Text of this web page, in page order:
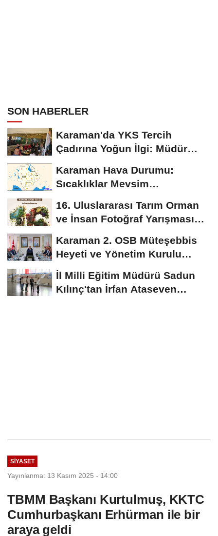
SON HABERLER
Karaman'da YKS Tercih
Çadırına Yoğun İlgi: Müdür
Karaman Hava Durumu:
Sıcaklıklar Mevsim
Seyredecek
16. Uluslararası Tarım Orman
ve İnsan Fotoğraf Yarışması
Karaman 2. OSB Müteşebbis
Heyeti ve Yönetim Kurulu
Toplantısı Gerçekleştirildi
İl Milli Eğitim Müdürü Sadun
Kılınç'tan İrfan Ataseven
SIYASET
Yayınlanma: 13 Kasım 2025 - 14:00
TBMM Başkanı Kurtulmuş, KKTC
Cumhurbaşkanı Erhürman ile bir
araya geldi